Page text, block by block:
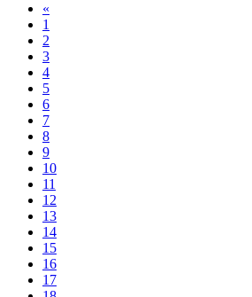
«
1
2
3
4
5
6
7
8
9
10
11
12
13
14
15
16
17